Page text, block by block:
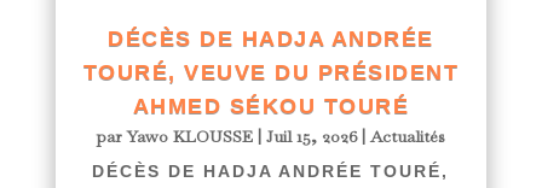
DÉCÈS DE HADJA ANDRÉE
TOURÉ, VEUVE DU PRÉSIDENT
AHMED SÉKOU TOURÉ
parYawo KLOUSSE |Juil 15, 2026|Actualités
DÉCÈS DE HADJA ANDRÉE TOURÉ,